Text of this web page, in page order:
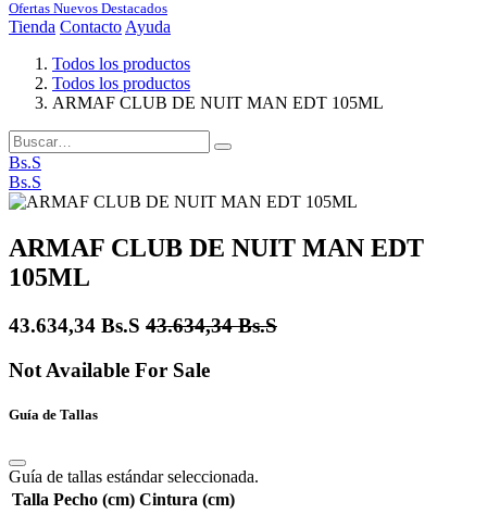
Ofertas Nuevos Destacados
Tienda Contacto Ayuda
Todos los productos
Todos los productos
ARMAF CLUB DE NUIT MAN EDT 105ML
Bs.S
Bs.S
ARMAF CLUB DE NUIT MAN EDT
105ML
43.634,34 Bs.S 43.634,34Bs.S
Not Available For Sale
Guía de Tallas
Guía de tallas estándar seleccionada.
Talla Pecho (cm) Cintura (cm)